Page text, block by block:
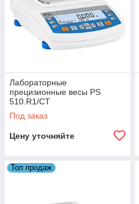
Лабораторные
прецизионные весы PS
510.R1/CT
Под заказ
Цену уточняйте
Топ продаж